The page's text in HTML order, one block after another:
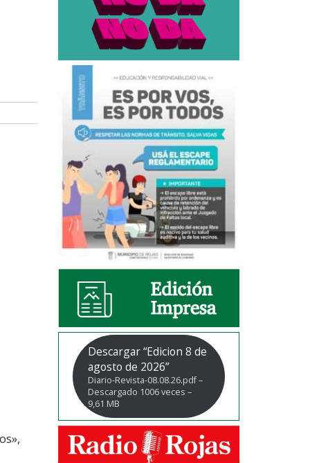
Descargar “Edicion 8 de
agosto de 2026”
Diario-Revista-08.08.26.pdf –
Descargado 1006 veces –
9,61 MB